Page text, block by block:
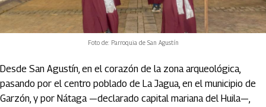
Foto de: Parroquia de San Agustín
Desde San Agustín, en el corazón de la zona arqueológica,
pasando por el centro poblado de La Jagua, en el municipio de
Garzón, y por Nátaga —declarado capital mariana del Huila—,